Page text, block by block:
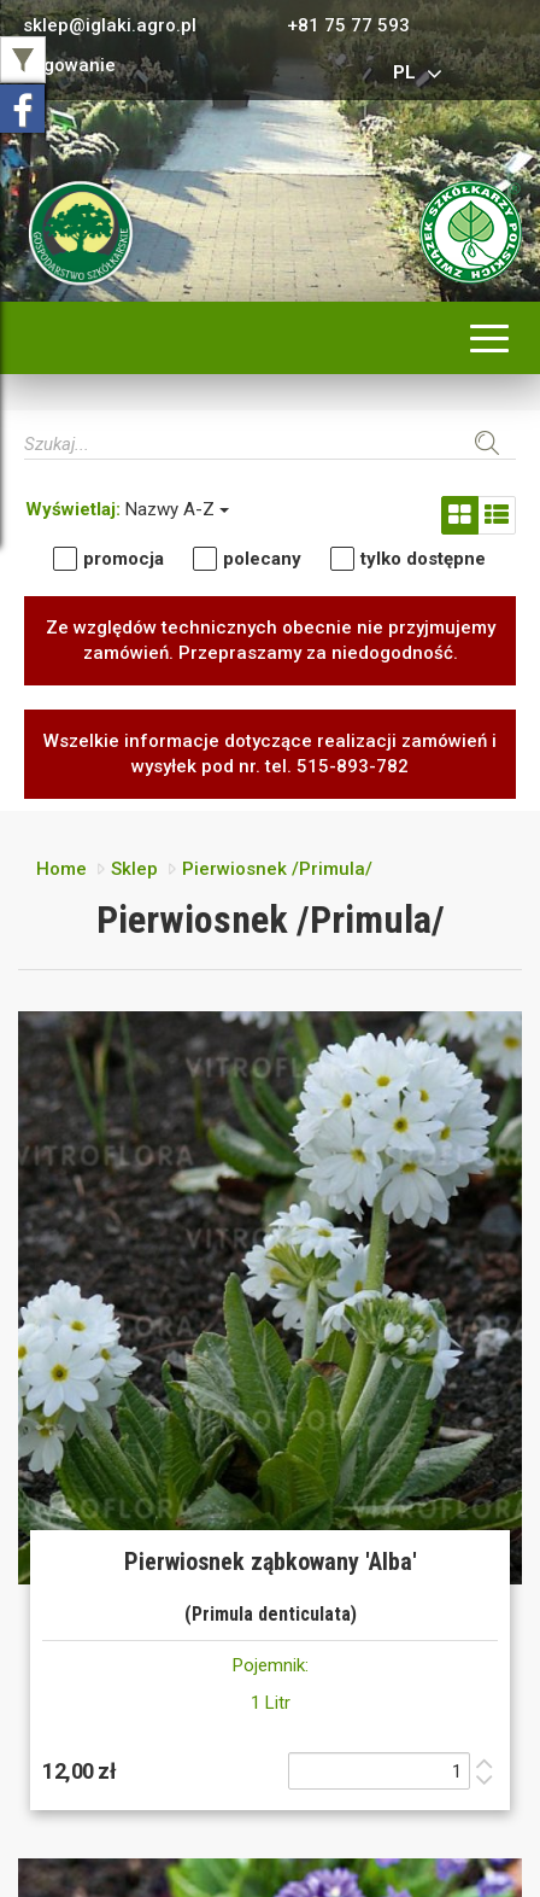
sklep@iglaki.agro.pl
+81 75 77 593
Logowanie
PL
Wyświetlaj: Nazwy A-Z
promocja polecany tylko dostępne
Ze względów technicznych obecnie nie przyjmujemy
zamówień. Przepraszamy za niedogodność.
Wszelkie informacje dotyczące realizacji zamówień i
wysyłek pod nr. tel. 515-893-782
Home Sklep Pierwiosnek /Primula/
Pierwiosnek /Primula/
Pierwiosnek ząbkowany 'Alba'
(Primula denticulata)
Pojemnik:
1 Litr
12,00 zł